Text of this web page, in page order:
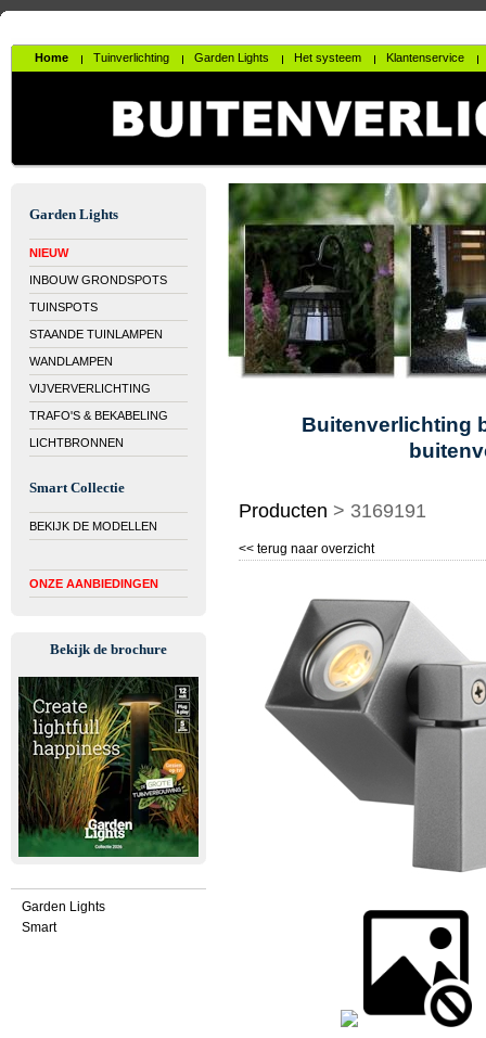
Home Tuinverlichting Garden Lights Het systeem Klantenservice
Garden Lights
NIEUW
INBOUW GRONDSPOTS
TUINSPOTS
STAANDE TUINLAMPEN
WANDLAMPEN
VIJVERVERLICHTING
TRAFO'S & BEKABELING
LICHTBRONNEN
Smart Collectie
BEKIJK DE MODELLEN
ONZE AANBIEDINGEN
Bekijk de brochure
Garden Lights
Smart
Buitenverlichting
Producten > 3169191
<< terug naar overzicht